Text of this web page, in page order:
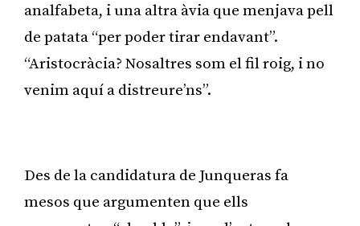
analfabeta, i una altra àvia que menjava pell
de patata “per poder tirar endavant”.
“Aristocràcia? Nosaltres som el fil roig, i no
venim aquí a distreure’ns”.
Des de la candidatura de Junqueras fa
mesos que argumenten que ells